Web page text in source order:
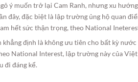
ý muốn trở lại Cam Ranh, nhưng xu
đây, đặc biệt là lập trường ủng hộ quan
hết sức thận trọng, theo National
định là không ưu tiên cho bất kỳ nước
National Interest, lập trường này của
đi đáng kể.